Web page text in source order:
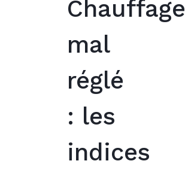
Chauffage
mal
réglé
: les
indices